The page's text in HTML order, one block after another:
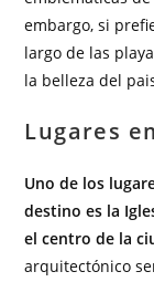
embargo, si
largo de las
la belleza del
Lugares
Uno de los
destino es la
el centro de la
arquitectónico